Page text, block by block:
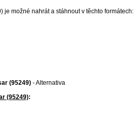
je možné nahrát a stáhnout v těchto formátech:
(95249) - Alternativa
(95249):